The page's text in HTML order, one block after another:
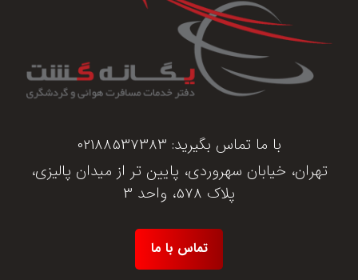
با ما تماس بگیرید: 02188537383
تهران، خیابان سهروردی، پایین تر از میدان پالیزی،
پلاک 578، واحد 3
تماس با ما